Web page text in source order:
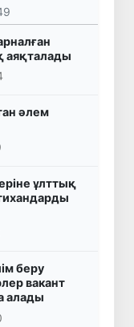
аяқталады
әлем
ұлттық
беру
вакант
алады